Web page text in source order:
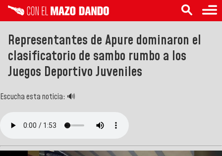
Representantes de Apure dominaron el
clasificatorio de sambo rumbo a los
Juegos Deportivo Juveniles
Escucha esta noticia: 🔊